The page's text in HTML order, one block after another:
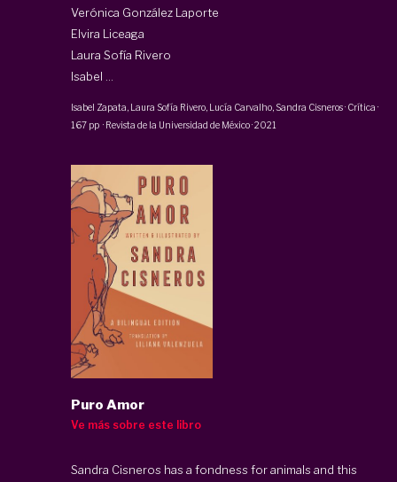
Verónica González Laporte
Elvira Liceaga
Laura Sofía Rivero
Isabel ...
Isabel Zapata , Laura Sofía Rivero, Lucía Carvalho Sandra Cisneros· Crítica ·
167 pp · Revista de la Universidad de México·2021
Puro Amor
Ve más sobre este libro
Sandra Cisneros has a fondness for animals and this